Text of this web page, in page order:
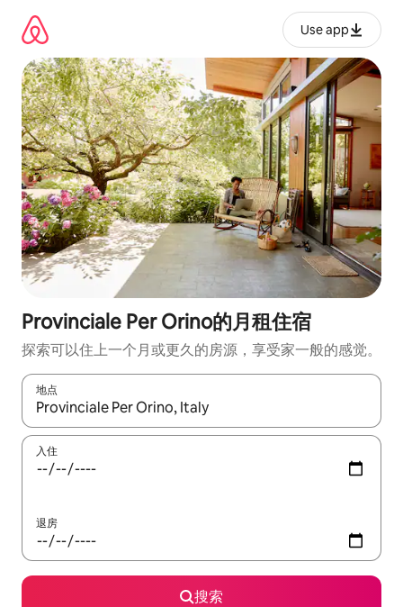
Use app
Provinciale Per Orino的月租住宿
探索可以住上一个月或更久的房源，享受家一般的感觉。
地点
如有搜索结果，请使用上下方向键查看，或通过点击或滑动手势
入住
退房
搜索